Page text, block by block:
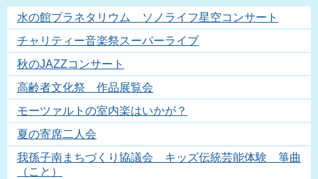
水の館プラネタリウム ソノライフ星空コンサート
チャリティー音楽祭スーパーライブ
秋のJAZZコンサート
高齢者文化祭 作品展覧会
モーツァルトの室内楽はいかが？
夏の寄席二人会
我孫子南まちづくり協議会 キッズ伝統芸能体験 箏曲
（こと）